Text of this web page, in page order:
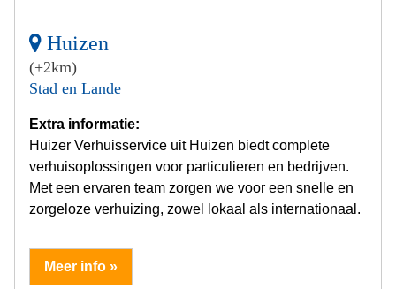
Huizen
(+2km)
Stad en Lande
Extra informatie:
Huizer Verhuisservice uit Huizen biedt complete
verhuisoplossingen voor particulieren en bedrijven.
Met een ervaren team zorgen we voor een snelle en
zorgeloze verhuizing, zowel lokaal als internationaal.
Meer info »